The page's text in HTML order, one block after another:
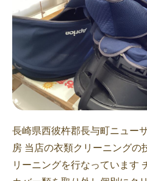
長崎県西彼杵郡長与町ニュー
房 当店の衣類クリーニングの
リーニングを行なっています